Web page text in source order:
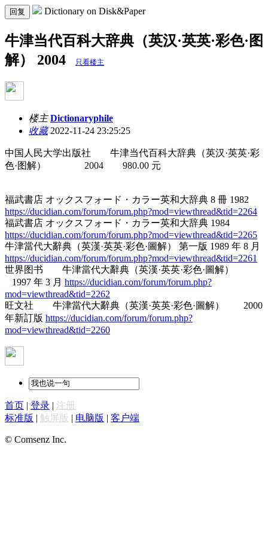
回复 Dictionary on Disk&Paper
牛津当代百科大辞典（英汉·英英·彩色·图
解） 2004
只看楼主
楼主 Dictionaryphile
收藏2022-11-24 23:25:25
中国人民大学出版社 牛津当代百科大辞典（英汉·英英·彩
色·图解） 2004 980.00 元
福武書店 オックスフォード・カラー英和大辞典 8 冊 1982
https://ducidian.com/forum/forum.php?mod=viewthread&tid=2264
福武書店 オックスフォード・カラー英和大辞典 1984
https://ducidian.com/forum/forum.php?mod=viewthread&tid=2265
牛津當代大辭典（英漢·英英·彩色·圖解） 第一版 1989 年 8 月
https://ducidian.com/forum/forum.php?mod=viewthread&tid=2261
世界图书 牛津當代大辭典（英漢·英英·彩色·圖解）
1997 年 3 月 https://ducidian.com/forum/forum.php?
mod=viewthread&tid=2262
旺文社 牛津當代大辭典（英漢·英英·彩色·圖解） 2000
年新訂版 https://ducidian.com/forum/forum.php?
mod=viewthread&tid=2260
首页 | 登录 | 注册
标准版 | 触屏版 | 电脑版 | 客户端
© Comsenz Inc.